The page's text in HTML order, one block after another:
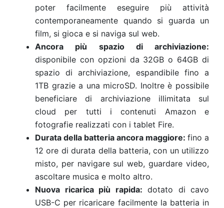
poter facilmente eseguire più attività
contemporaneamente quando si guarda un
film, si gioca e si naviga sul web.
Ancora più spazio di archiviazione:
disponibile con opzioni da 32GB o 64GB di
spazio di archiviazione, espandibile fino a
1TB grazie a una microSD. Inoltre è possibile
beneficiare di archiviazione illimitata sul
cloud per tutti i contenuti Amazon e
fotografie realizzati con i tablet Fire.
Durata della batteria ancora maggiore: fino a
12 ore di durata della batteria, con un utilizzo
misto, per navigare sul web, guardare video,
ascoltare musica e molto altro.
Nuova ricarica più rapida: dotato di cavo
USB-C per ricaricare facilmente la batteria in